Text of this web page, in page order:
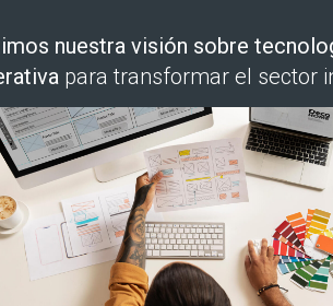
nuestra visión sobre
para transformar el sector